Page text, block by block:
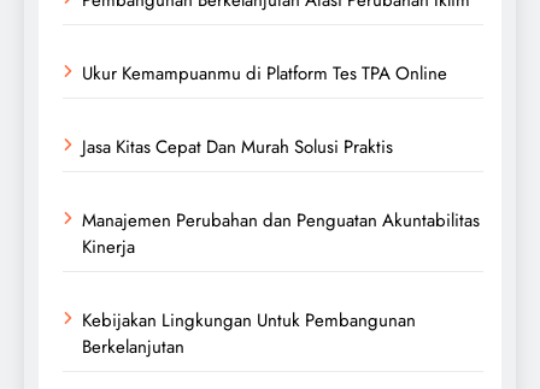
Ukur Kemampuanmu di Platform Tes TPA Online
Jasa Kitas Cepat Dan Murah Solusi Praktis
Manajemen Perubahan dan Penguatan Akuntabilitas
Kinerja
Kebijakan Lingkungan Untuk Pembangunan
Berkelanjutan